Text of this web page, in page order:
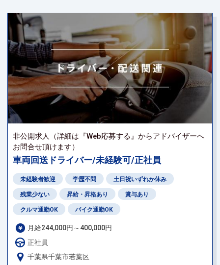
非公開求人（詳細は『Web応募する』からアドバイザーへ
お問合せ頂けます）
車両回送ドライバー/未経験可/正社員
未経験者歓迎 学歴不問 土日祝いずれか休み
残業少ない 昇給・昇格あり 賞与あり
クルマ通勤OK バイク通勤OK
月給244,000円～400,000円
正社員
千葉県千葉市若葉区